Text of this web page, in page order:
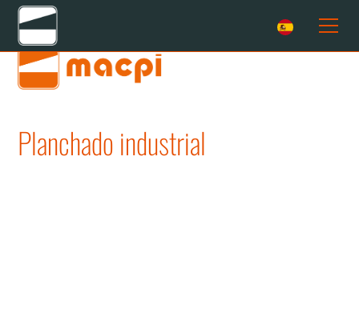
Planchado industrial